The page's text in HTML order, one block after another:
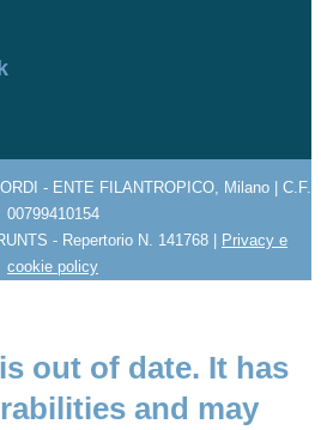
- ENTE FILANTROPICO, Milano | C.F.
00799410154
- Repertorio N. 141768 | Privacy e
cookie policy
out of date. It has
and may